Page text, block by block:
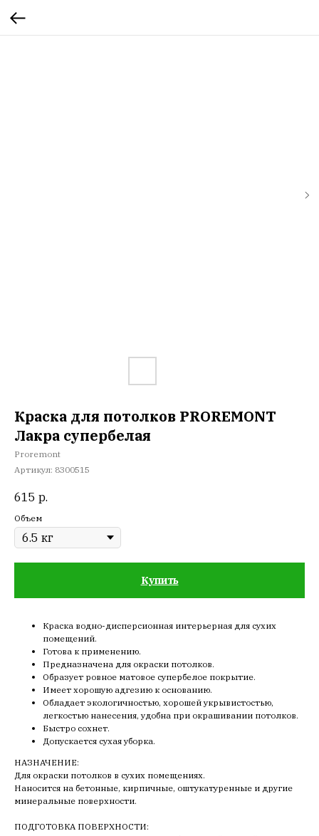
Краска для потолков PROREMONT
Лакра супербелая
Proremont
Артикул: 8300515
615 р.
Объем
Купить
Краска водно-дисперсионная интерьерная для сухих
помещений.
Готова к применению.
Предназначена для окраски потолков.
Образует ровное матовое супербелое покрытие.
Имеет хорошую адгезию к основанию.
Обладает экологичностью, хорошей укрывистостью,
легкостью нанесения, удобна при окрашивании потолков.
Быстро сохнет.
Допускается сухая уборка.
НАЗНАЧЕНИЕ:
Для окраски потолков в сухих помещениях.
Наносится на бетонные, кирпичные, оштукатуренные и другие
минеральные поверхности.
ПОДГОТОВКА ПОВЕРХНОСТИ: